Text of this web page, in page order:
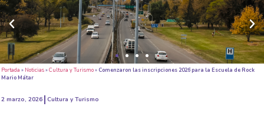
Portada » Noticias»Cultura y Turismo» Comenzaron las inscripciones 2026 para la Escuela de Rock
Mario Mátar
2 marzo, 2026 Cultura y Turismo